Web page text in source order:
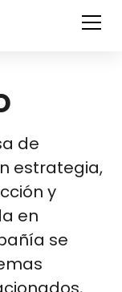
de
estrategia,
y
en
se